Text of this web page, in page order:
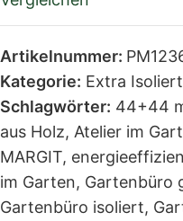
Artikelnummer:
Kategorie: Extra
Schlagwörter: 44+44
aus Holz, Atelier im
MARGIT,
im Garten, Gartenbüro
Gartenbüro isoliert,